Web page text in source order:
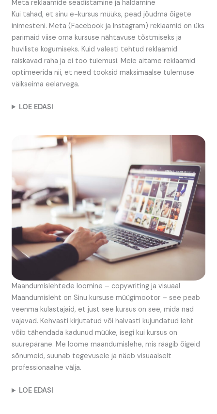
Meta reklaamide seadistamine ja haldamine
Kui tahad, et sinu e-kursus müüks, pead jõudma õigete
inimesteni. Meta (Facebook ja Instagram) reklaamid on üks
parimaid viise oma kursuse nähtavuse tõstmiseks ja
huviliste kogumiseks. Kuid valesti tehtud reklaamid
raiskavad raha ja ei too tulemusi. Meie aitame reklaamid
optimeerida nii, et need tooksid maksimaalse tulemuse
väikseima eelarvega.
LOE EDASI
Maandumislehtede loomine – copywriting ja visuaal
Maandumisleht on Sinu kursuse müügimootor – see peab
veenma külastajaid, et just see kursus on see, mida nad
vajavad. Kehvasti kirjutatud või halvasti kujundatud leht
võib tähendada kadunud müüke, isegi kui kursus on
suurepärane. Me loome maandumislehe, mis räägib õigeid
sõnumeid, suunab tegevusele ja näeb visuaalselt
professionaalne välja.
LOE EDASI